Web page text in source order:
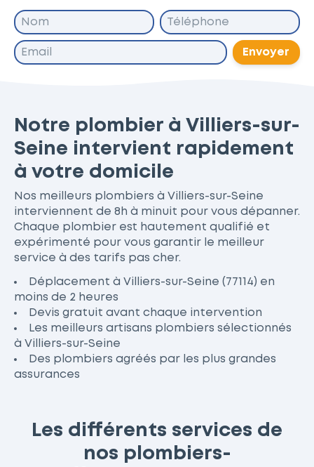
Envoyer
Notre plombier à Villiers-sur-
Seine intervient rapidement
à votre domicile
Nos meilleurs plombiers à Villiers-sur-Seine
interviennent de 8h à minuit pour vous dépanner.
Chaque plombier est hautement qualifié et
expérimenté pour vous garantir le meilleur
service à des tarifs pas cher.
Déplacement à Villiers-sur-Seine (77114) en
moins de 2 heures
Devis gratuit avant chaque intervention
Les meilleurs artisans plombiers sélectionnés
à Villiers-sur-Seine
Des plombiers agréés par les plus grandes
assurances
Les différents services de
nos plombiers-